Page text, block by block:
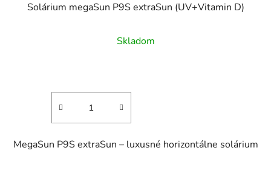
Solárium megaSun P9S extraSun (UV+Vitamin D)
Skladom
MegaSun P9S extraSun – luxusné horizontálne solárium